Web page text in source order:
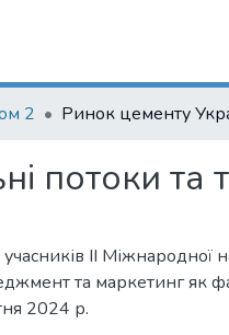
2
потоки та
ІІ Міжнародної
та маркетинг як
2024 р.